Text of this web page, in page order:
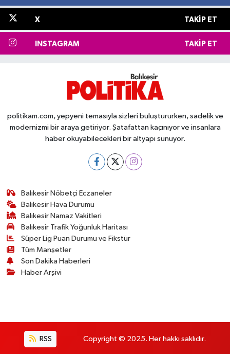
X TAKIP ET
INSTAGRAM TAKIP ET
politikam.com, yepyeni temasıyla sizleri buluştururken, sadelik ve
modernizmi bir araya getiriyor. Şatafattan kaçınıyor ve insanlara
haber okuyabilecekleri bir altyapı sunuyor.
Balıkesir Nöbetçi Eczaneler
Balıkesir Hava Durumu
Balıkesir Namaz Vakitleri
Balıkesir Trafik Yoğunluk Haritası
Süper Lig Puan Durumu ve Fikstür
Tüm Manşetler
Son Dakika Haberleri
Haber Arşivi
RSS Copyright © 2025. Her hakkı saklıdır.